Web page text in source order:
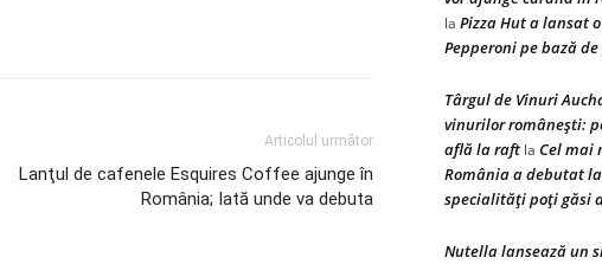
Articolul următor
Lanţul de cafenele Esquires Coffee ajunge în
România; Iată unde va debuta
la Pizza Hut a lansat
Pepperoni pe bază
Târgul de Vinuri
vinurilor româneşti:
află la raft la Cel mai
România a debutat
specialităţi poţi găsi
Nutella lansează un